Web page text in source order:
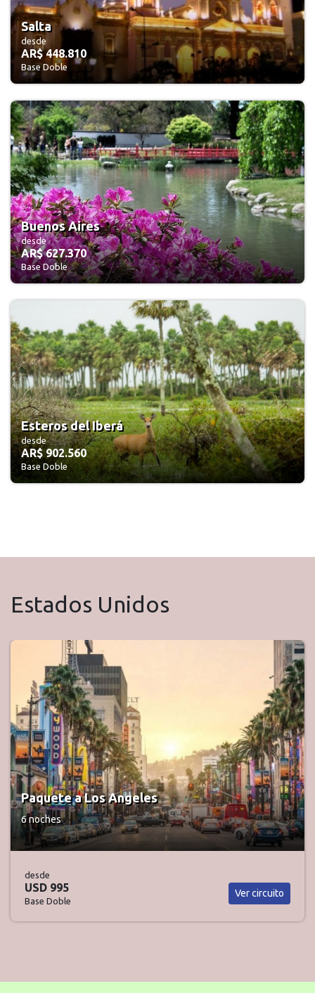
Salta
desde
AR$ 448.810
Base Doble
Buenos Aires
desde
AR$ 627.370
Base Doble
Esteros del Iberá
desde
AR$ 902.560
Base Doble
Estados Unidos
Paquete a Miami
4 noches
desde
USD 2.452
Base Doble
Ver paquete